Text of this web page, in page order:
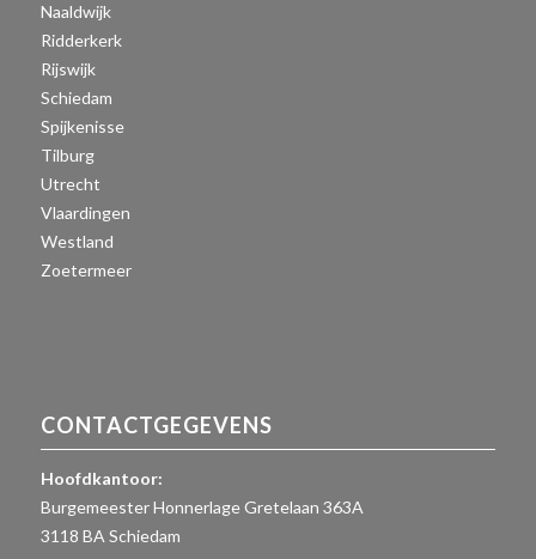
Naaldwijk
Ridderkerk
Rijswijk
Schiedam
Spijkenisse
Tilburg
Utrecht
Vlaardingen
Westland
Zoetermeer
CONTACTGEGEVENS
Hoofdkantoor:
Burgemeester Honnerlage Gretelaan 363A
3118 BA Schiedam